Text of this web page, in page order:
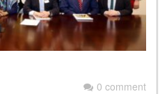
0 comment